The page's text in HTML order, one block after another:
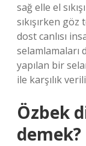
sağ elle el
sıkışırken
dost canlısı
selamlamaları
yapılan bir
ile karşılık
Özbek
demek?